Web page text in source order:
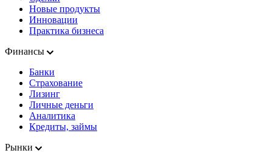
Новые продукты
Инновации
Практика бизнеса
Финансы
Банки
Страхование
Лизинг
Личные деньги
Аналитика
Кредиты, займы
Рынки